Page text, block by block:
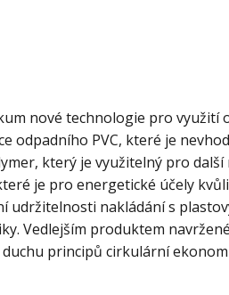
nové technologie pro
odpadního PVC, které je
který je využitelný pro
je pro energetické účely
udržitelnosti nakládání s
Vedlejším produktem
principů cirkulární